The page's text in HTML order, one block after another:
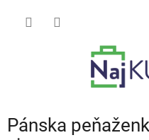
Pánska